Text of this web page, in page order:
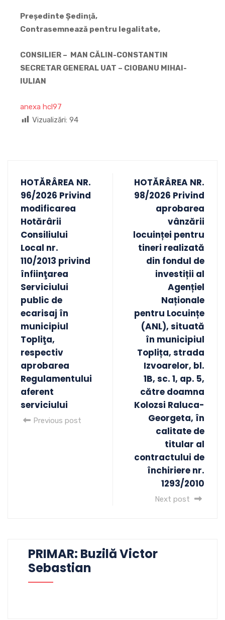
Preşedinte Şedinţă,
Contrasemnează pentru legalitate,
CONSILIER – MAN CĂLIN-CONSTANTIN
SECRETAR GENERAL UAT – CIOBANU MIHAI-
IULIAN
anexa hcl97
Vizualizări: 94
HOTĂRÂREA NR.
96/2026 Privind
modificarea
Hotărârii
Consiliului
Local nr.
110/2013 privind
înfiinţarea
Serviciului
public de
ecarisaj în
municipiul
Topliţa,
respectiv
aprobarea
Regulamentului
aferent
serviciului
Previous post
HOTĂRÂREA NR.
98/2026 Privind
aprobarea
vânzării
locuinței pentru
tineri realizată
din fondul de
investiții al
Agențiel
Naționale
pentru Locuințe
(ANL), situată
în municipiul
Toplița, strada
Izvoarelor, bl.
1B, sc. 1, ap. 5,
către doamna
Kolozsi Raluca-
Georgeta, în
calitate de
titular al
contractului de
închiriere nr.
1293/2010
Next post
PRIMAR: Buzilă Victor
Sebastian